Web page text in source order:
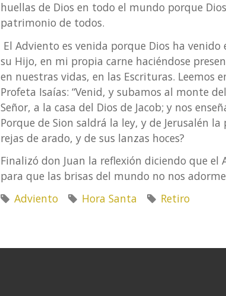
huellas de Dios en todo el mundo porque
patrimonio de todos.
El Adviento es venida porque Dios ha venido
su Hijo, en mi propia carne haciéndose
en nuestras vidas, en las Escrituras. Leemos
Profeta Isaías: “Venid, y subamos al monte del
Señor, a la casa del Dios de Jacob; y nos
Porque de Sion saldrá la ley, y de Jerusalén
rejas de arado, y de sus lanzas hoces?
Finalizó don Juan la reflexión diciendo que
para que las brisas del mundo no nos
Adviento
Hora Santa Retiro